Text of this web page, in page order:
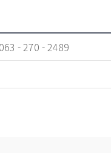
063 - 270 - 2489